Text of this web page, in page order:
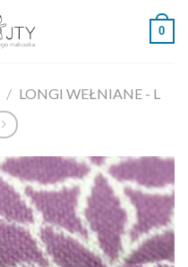
0
/ LONGI WEŁNIANE - L